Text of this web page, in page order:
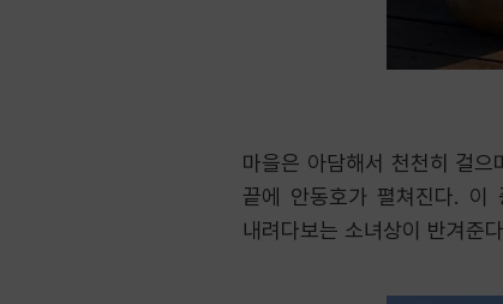
마을은 아담해서 천천히 걸
끝에 안동호가 펼쳐진다. 이
내려다보는 소녀상이 반겨준